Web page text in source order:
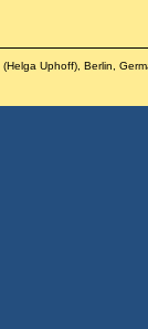
(Helga Uphoff), Berlin,